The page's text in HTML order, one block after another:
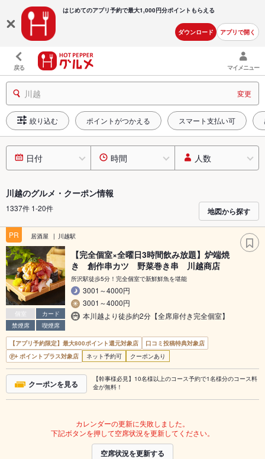
はじめてのアプリ予約で最大1,000円分ポイントもらえる
ダウンロード アプリで開く
戻る マイメニュー
川越 変更
絞り込む ポイントがつかえる スマート支払い可
日付 時間 人数
川越のグルメ・クーポン情報
1337件 1-20件 地図から探す
PR 居酒屋 川越駅
個室
カード
禁煙席
喫煙席
【完全個室×全曜日3時間飲み放題】炉端焼
き 創作串カツ 野菜巻き串 川越商店
所沢駅徒歩5分！完全個室で新鮮鮮魚を堪能
3001～4000円
3001～4000円
本川越より徒歩約2分【全席扉付き完全個室】
【アプリ予約限定】最大800ポイント還元対象店
口コミ投稿特典対象店
ポイントプラス対象店
ネット予約可 クーポンあり
クーポンを見る
【幹事様必見】10名様以上のコース予約で1名様分のコース料
金が無料！
カレンダーの更新に失敗しました。
下記ボタンを押して空席状況を更新してください。
空席状況を更新する